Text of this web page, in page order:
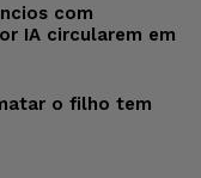
com
IA circularem em
o filho tem